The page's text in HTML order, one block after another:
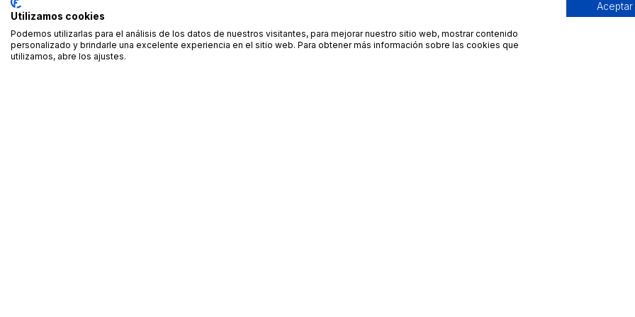
Utilizamos cookies
Podemos utilizarlas para el análisis de los datos de nuestros visitantes, para mejorar nuestro sitio web, mostrar contenido
personalizado y brindarle una excelente experiencia en el sitio web. Para obtener más información sobre las cookies que
utilizamos, abre los ajustes.